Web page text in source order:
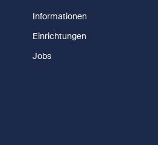
Informationen
Einrichtungen
Jobs